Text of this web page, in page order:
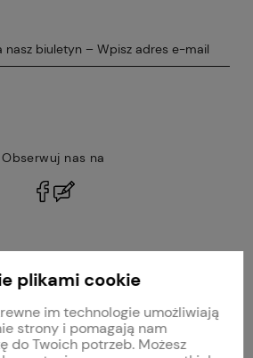
nasz biuletyn – Wpisz adres e-mail
Obserwuj nas na
plikami cookie
im technologie umożliwiają
strony i pomagają nam
do Twoich potrzeb. Możesz